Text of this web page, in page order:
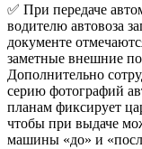
✅ При передаче
водителю автовоза
документе
заметные внешние
Дополнительно
серию фотографий
планам фиксирует
чтобы при выдаче
машины «до» и